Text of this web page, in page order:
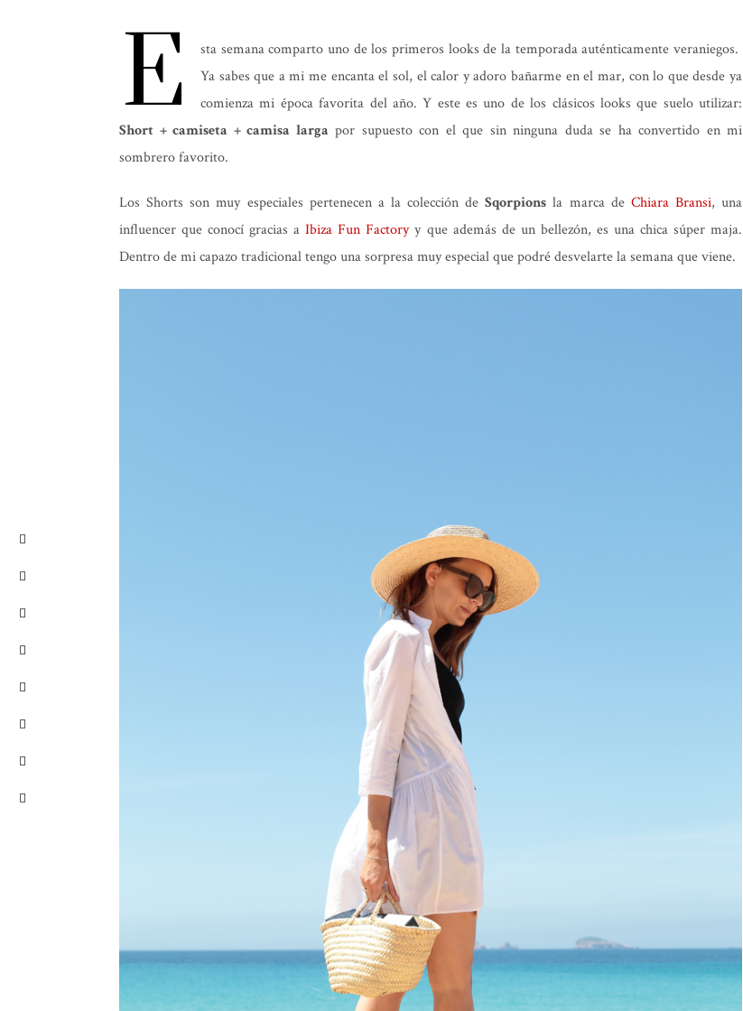
E
sta semana comparto uno de los primeros looks de la temporada auténticamente veraniegos.
Ya sabes que a mi me encanta el sol, el calor y adoro bañarme en el mar, con lo que desde ya
comienza mi época favorita del año. Y este es uno de los clásicos looks que suelo utilizar:
Short + camiseta + camisa larga por supuesto con el que sin ninguna duda se ha convertido en mi
sombrero favorito.
Los Shorts son muy especiales pertenecen a la colección deSqorpions la marca de Chiara Bransi, una
influencer que conocí gracias aIbiza Fun Factoryy que además de un bellezón, es una chica súper maja.
Dentro de mi capazo tradicional tengo una sorpresa muy especial que podré desvelarte la semana que viene.